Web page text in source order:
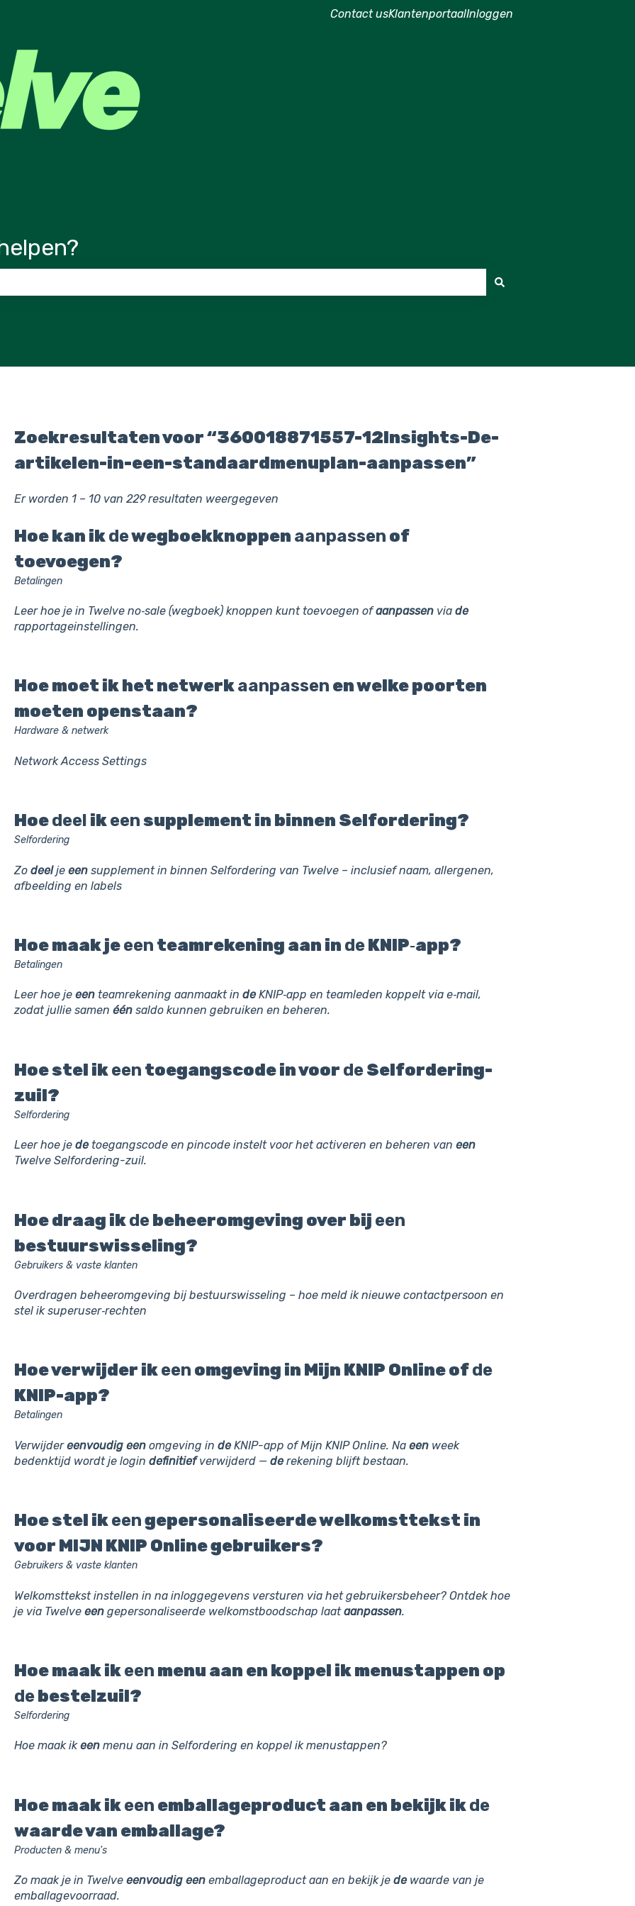
Contact usKlantenportaalInloggen
Zoekresultaten voor “360018871557-12Insights-De-
artikelen-in-een-standaardmenuplan-aanpassen”
Er worden 1 – 10 van 229 resultaten weergegeven
Hoe kan ikdewegboek­knoppen aanpassen of
toevoegen?
Betalingen
Leer hoe je in Twelve no‑sale (wegboek) knoppen kunt toevoegen ofaanpassenvia de
rapportageinstellingen.
Hoe moet ik het netwerkaanpassen en welke poorten
moeten openstaan?
Hardware & netwerk
Network Access Settings
Hoedeel ikeensupplement in binnen Selfordering?
Selfordering
Zo deelje eensupplement in binnen Selfordering van Twelve – inclusief naam, allergenen,
afbeelding en labels
Hoe maak jeeen teamrekening aan in deKNIP‑app?
Betalingen
Leer hoe je eenteamrekening aanmaakt in deKNIP‑app en teamleden koppelt via e‑mail,
zodat jullie samen éénsaldo kunnen gebruiken en beheren.
Hoe stel ikeen toegangscode in voor deSelfordering-
zuil?
Selfordering
Leer hoe je detoegangscode en pincode instelt voor het activeren en beheren van een
Twelve Selfordering-zuil.
Hoe draag ikdebeheeromgeving over bij een
bestuurswisseling?
Gebruikers & vaste klanten
Overdragen beheeromgeving bij bestuurswisseling – hoe meld ik nieuwe contactpersoon en
stel ik superuser‑rechten
Hoe verwijder ikeen omgeving in Mijn KNIP Online ofde
KNIP-app?
Betalingen
Verwijdereenvoudig eenomgeving in deKNIP-app of Mijn KNIP Online. Na eenweek
bedenktijd wordt je login definitiefverwijderd — derekening blijft bestaan.
Hoe stel ikeengepersonaliseerde welkomsttekst in
voor MIJN KNIP Online gebruikers?
Gebruikers & vaste klanten
Welkomsttekst instellen in na inloggegevens versturen via het gebruikersbeheer? Ontdek hoe
je via Twelve eengepersonaliseerde welkomstboodschap laataanpassen.
Hoe maak ikeen menu aan en koppel ik menustappen op
debestelzuil?
Selfordering
Hoe maak ikeenmenu aan in Selfordering en koppel ik menustappen?
Hoe maak ikeen emballageproduct aan en bekijk ikde
waarde van emballage?
Producten & menu's
Zo maak je in Twelve eenvoudig eenemballageproduct aan en bekijk je dewaarde van je
emballagevoorraad.